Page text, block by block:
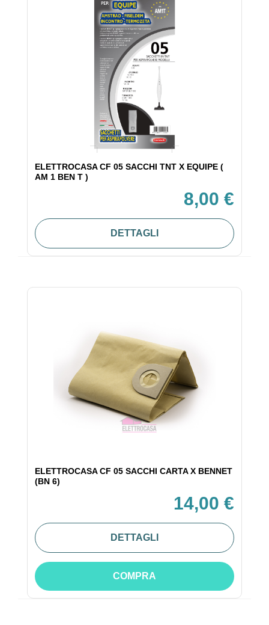
ELETTROCASA CF 05 SACCHI TNT X EQUIPE (
AM 1 BEN T )
8,00 €
DETTAGLI
ELETTROCASA CF 05 SACCHI CARTA X BENNET
(BN 6)
14,00 €
DETTAGLI
COMPRA